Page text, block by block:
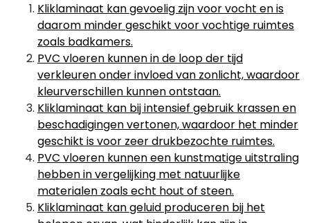
Kliklaminaat kan gevoelig zijn voor vocht en is
daarom minder geschikt voor vochtige ruimtes
zoals badkamers.
PVC vloeren kunnen in de loop der tijd
verkleuren onder invloed van zonlicht, waardoor
kleurverschillen kunnen ontstaan.
Kliklaminaat kan bij intensief gebruik krassen en
beschadigingen vertonen, waardoor het minder
geschikt is voor zeer drukbezochte ruimtes.
PVC vloeren kunnen een kunstmatige uitstraling
hebben in vergelijking met natuurlijke
materialen zoals echt hout of steen.
Kliklaminaat kan geluid produceren bij het